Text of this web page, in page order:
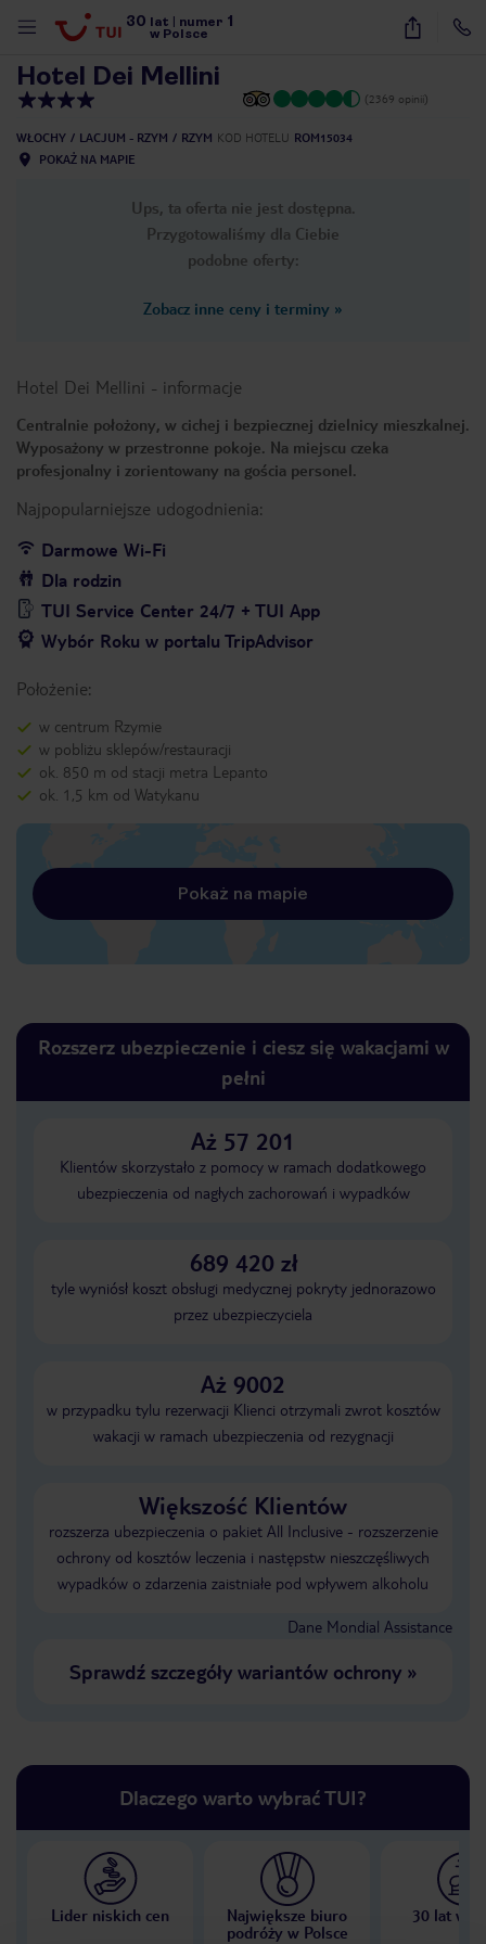
30 lat numer 1
w Polsce
14
Hotel Dei Mellini
(2369 opinii)
WŁOCHY LACJUM - RZYM RZYM KOD HOTELU ROM15034
POKAŻ NA MAPIE
Ups, ta oferta nie jest dostępna.
Przygotowaliśmy dla Ciebie
podobne oferty:
Zobacz inne ceny i terminy »
Hotel Dei Mellini - informacje
Centralnie położony, w cichej i bezpiecznej dzielnicy mieszkalnej.
Wyposażony w przestronne pokoje. Na miejscu czeka
profesjonalny i zorientowany na gościa personel.
Najpopularniejsze udogodnienia:
Darmowe Wi-Fi
Dla rodzin
TUI Service Center 24/7 + TUI App
Wybór Roku w portalu TripAdvisor
Położenie:
w centrum Rzymie
w pobliżu sklepów/restauracji
ok. 850 m od stacji metra Lepanto
ok. 1,5 km od Watykanu
Pokaż na mapie
Rozszerz ubezpieczenie i ciesz się wakacjami w
pełni
Aż 57 201
Klientów skorzystało z pomocy w ramach dodatkowego
ubezpieczenia od nagłych zachorowań i wypadków
689 420 zł
tyle wyniósł koszt obsługi medycznej pokryty jednorazowo
przez ubezpieczyciela
Aż 9002
w przypadku tylu rezerwacji Klienci otrzymali zwrot kosztów
wakacji w ramach ubezpieczenia od rezygnacji
Większość Klientów
rozszerza ubezpieczenia o pakiet All Inclusive - rozszerzenie
ochrony od kosztów leczenia i następstw nieszczęśliwych
wypadków o zdarzenia zaistniałe pod wpływem alkoholu
Dane Mondial Assistance
Sprawdź szczegóły wariantów ochrony»
Dlaczego warto wybrać TUI?
Lider niskich cen
Największe biuro
podróży w Polsce
30 lat w